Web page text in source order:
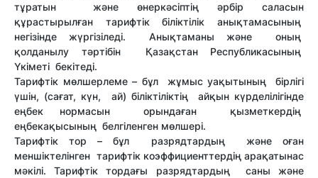
тұратын және өнеркәсіптің әрбір саласын
құрастырылған тарифтік біліктілік анықтамасының
негізінде жүргізіледі. Анықтаманы және оның
қолданылу тәртібін Қазақстан Республикасының
Үкіметі бекітеді.
Тарифтік мөлшерлеме – бұл жұмыс уақытының бірлігі
үшін, (сағат, күн, ай) біліктіліктің айқын күрделілігінде
еңбек нормасын орындаған қызметкердің
еңбекақысының белгіленген мөлшері.
Тарифтік тор – бұл разрядтардың және оған
меншіктелінген тарифтік коэффициенттердің арақатынас
мәкілі. Тарифтік тордағы разрядтардың саны және